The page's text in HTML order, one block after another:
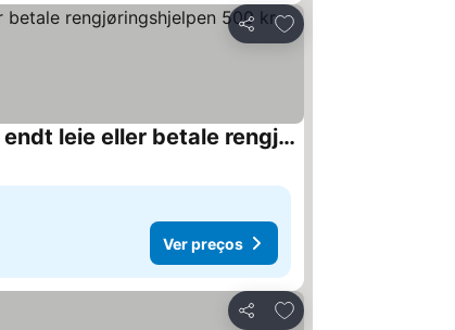
Partilhar
Adicionar aos favoritos
Sentral studioleilighet ved stranden og hvalsenter NB Må vaskes etter endt leie eller betale rengjøringshjelpen 500 kr
Ver preços
Partilhar
Adicionar aos favoritos